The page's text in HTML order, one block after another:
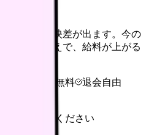
ごとに反映差が出ます。今の
理したうえで、給料が上がる
す。
完全無料
退会自由
する
を確認してください